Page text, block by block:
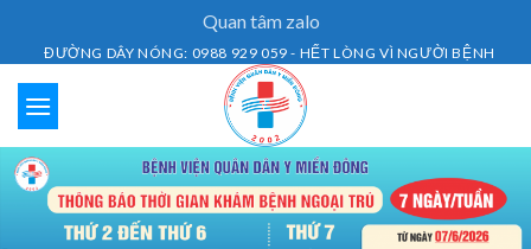
Quan tâm zalo
ĐƯỜNG DÂY NÓNG: 0988 929 059 - HẾT LÒNG VÌ NGƯỜI BỆNH